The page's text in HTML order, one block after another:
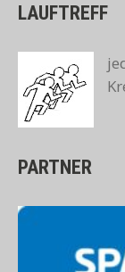
LAUFTREFF
PARTNER